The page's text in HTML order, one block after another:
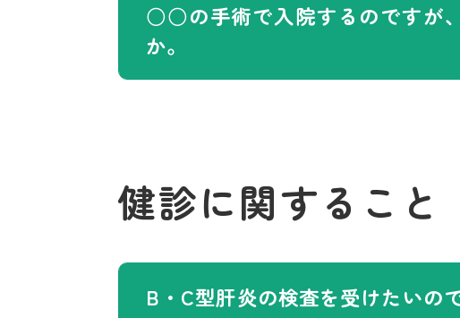
○○の手術で入院するのですが
か。
健診に関すること
B・C型肝炎の検査を受けたいの